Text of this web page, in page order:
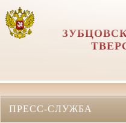
ПРЕСС-СЛУЖБА